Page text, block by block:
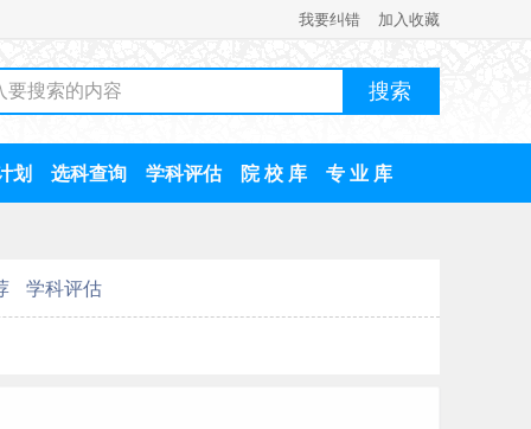
我要纠错 加入收藏
划 选科查询 学科评估 院 校 库 专 业 库
学科评估